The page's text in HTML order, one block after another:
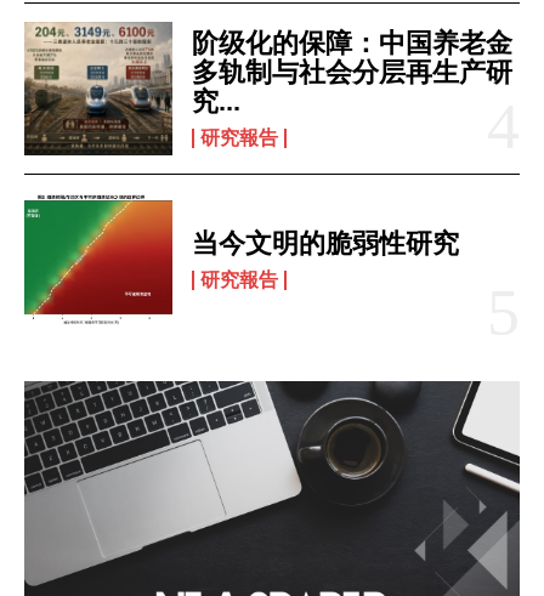
阶级化的保障：中国养老金
多轨制与社会分层再生产研
究...
研究報告
当今文明的脆弱性研究
研究報告